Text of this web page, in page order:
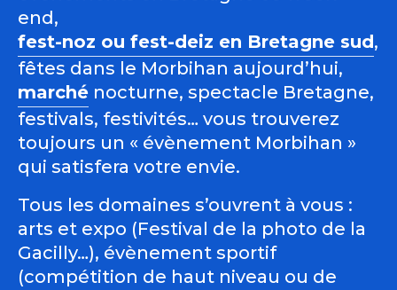
end,
fest-noz ou fest-deiz en Bretagne sud,
fêtes dans le Morbihan aujourd’hui,
marché nocturne, spectacle Bretagne,
festivals, festivités… vous trouverez
toujours un « évènement Morbihan »
qui satisfera votre envie.
Tous les domaines s’ouvrent à vous :
arts et expo (Festival de la photo de la
Gacilly…), évènement sportif
(compétition de haut niveau ou de